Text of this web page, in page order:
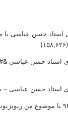
حسن عباسی با
(۱۵۸,۶۲۶)
حسن عباسی &#۸۲۱۱; سال
حسن عباسی – سال